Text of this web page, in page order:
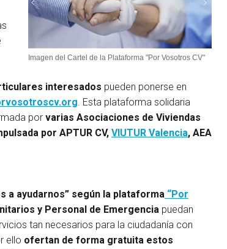
Imagen del Cartel de la Plataforma "Por Vosotros CV"
interesados pueden ponerse en
. Esta plataforma solidaria
por varias Asociaciones de Viviendas
por APTUR CV, VIUTUR Valencia, AEA
a ayudarnos” según la plataforma “Por
y Personal de Emergencia puedan
tan necesarios para la ciudadanía con
ello ofertan de forma gratuita estos